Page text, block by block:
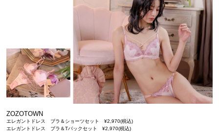
ZOZOTOWN
エレガントドレス ブラ＆ショーツセット ¥2,970(税込)
エレガントドレス ブラ＆Tバックセット ¥2,970(税込)